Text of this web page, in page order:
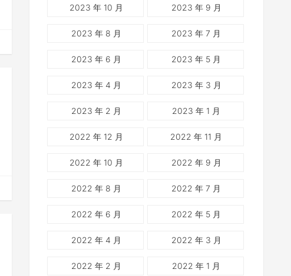
2023 年 10 月 2023 年 9 月
2023 年 8 月 2023 年 7 月
2023 年 6 月 2023 年 5 月
2023 年 4 月 2023 年 3 月
2023 年 2 月 2023 年 1 月
2022 年 12 月 2022 年 11 月
2022 年 10 月 2022 年 9 月
2022 年 8 月 2022 年 7 月
2022 年 6 月 2022 年 5 月
2022 年 4 月 2022 年 3 月
2022 年 2 月 2022 年 1 月